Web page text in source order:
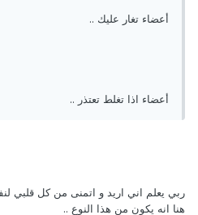
أعضاء تغار عليك ..
أعضاء اذا تغلط تعتذر ..
ربي يعلم اني اريد و اتمنى من كل قلبي
هنا انه يكون من هذا النوع ..